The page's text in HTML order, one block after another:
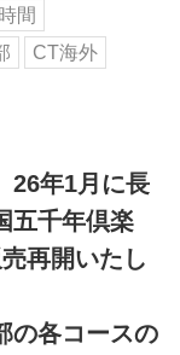
間
CT海外
26年1月に長
五千年倶楽
再開いたし
の各コースの